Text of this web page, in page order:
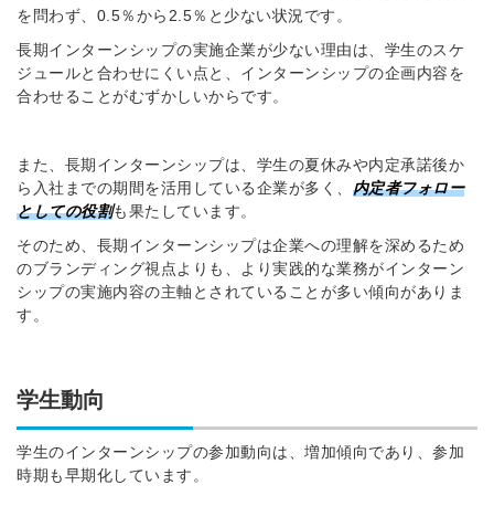
を問わず、0.5％から2.5％と少ない状況です。
長期インターンシップの実施企業が少ない理由は、学生のスケ
ジュールと合わせにくい点と、インターンシップの企画内容を
合わせることがむずかしいからです。
また、長期インターンシップは、学生の夏休みや内定承諾後か
ら入社までの期間を活用している企業が多く、 内定者フォロー
としての役割も果たしています。
そのため、長期インターンシップは企業への理解を深めるため
のブランディング視点よりも、より実践的な業務がインターン
シップの実施内容の主軸とされていることが多い傾向がありま
す。
学生動向
学生のインターンシップの参加動向は、増加傾向であり、参加
時期も早期化しています。